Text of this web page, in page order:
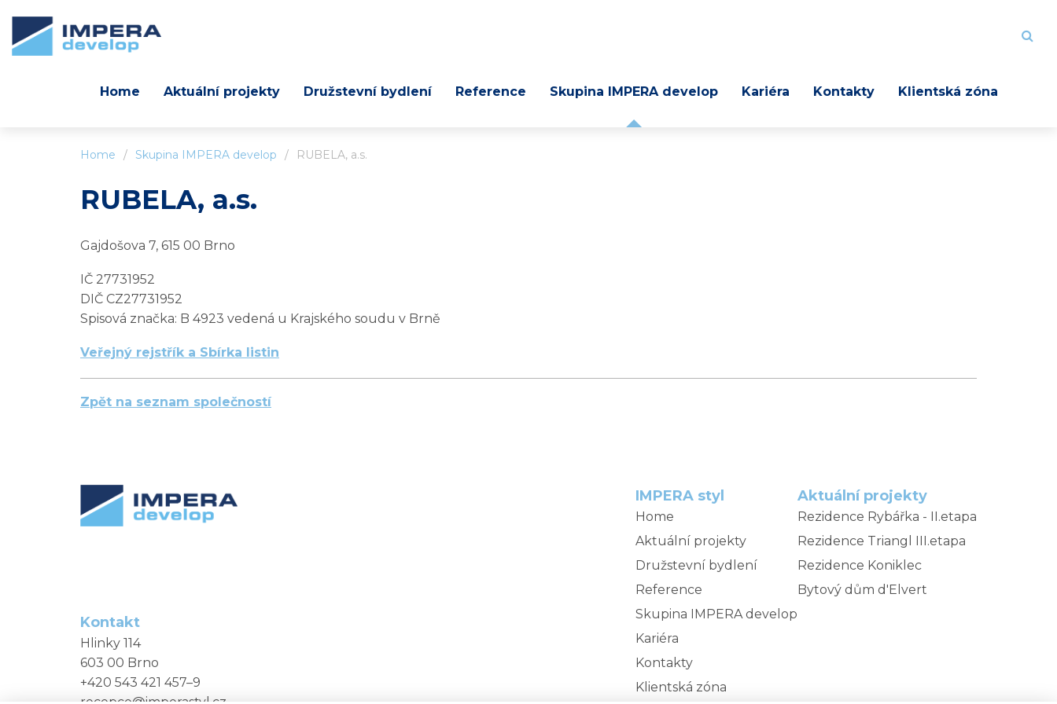
Home Aktuální projekty Družstevní bydlení Reference Skupina IMPERA develop Kariéra Kontakty Klientská zóna
Home / Skupina IMPERA develop / RUBELA, a.s.
RUBELA, a.s.
Gajdošova 7, 615 00 Brno
IČ 27731952
DIČ CZ27731952
Spisová značka: B 4923 vedená u Krajského soudu v Brně
Veřejný rejstřík a Sbírka listin
Zpět na seznam společností
Kontakt
Hlinky 114
603 00 Brno
+420 543 421 457–9
IMPERA styl
Home
Aktuální projekty
Družstevní bydlení
Reference
Skupina IMPERA develop
Kariéra
Kontakty
Klientská zóna
Aktuální projekty
Rezidence Rybářka - II.etapa
Rezidence Triangl III.etapa
Rezidence Koniklec
Bytový dům d'Elvert